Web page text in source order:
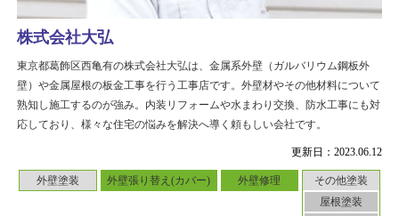
更新日：2023.06.12
外壁塗装 外壁張り替え(カバー) 外壁修理
その他塗装
屋根塗装
株式会社大弘
東京都葛飾区西亀有の株式会社大弘は、金属系外壁（ガルバリウム鋼板外
壁）や金属屋根の板金工事を行う工事店です。外壁材やその他材料について
熟知し施工するのが強み。内装リフォームや水まわり交換、防水工事にも対
応しており、様々な住宅の悩みを解決へ導く頼もしい会社です。